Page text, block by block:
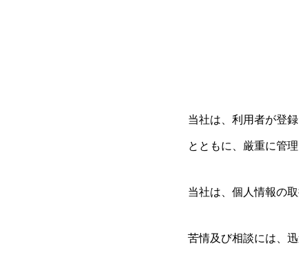
当社は、利用者が登
とともに、厳重に管理
当社は、個人情報の
苦情及び相談には、